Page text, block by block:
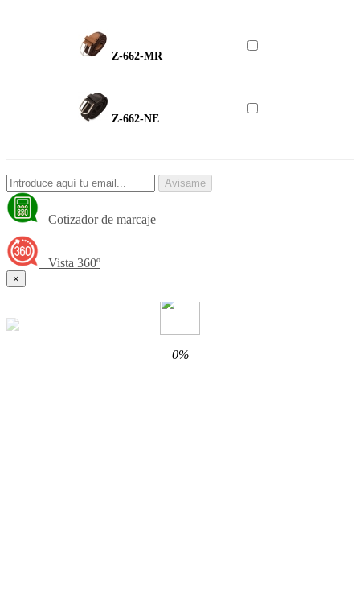
Z-662-MR
Z-662-NE
Avisame
Cotizador de marcaje
Vista 360º
×